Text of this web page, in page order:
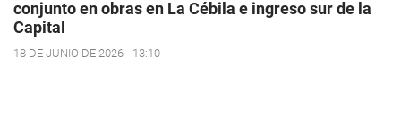
conjunto en obras en La Cébila e ingreso sur de la
Capital
18 DE JUNIO DE 2026 - 13:10